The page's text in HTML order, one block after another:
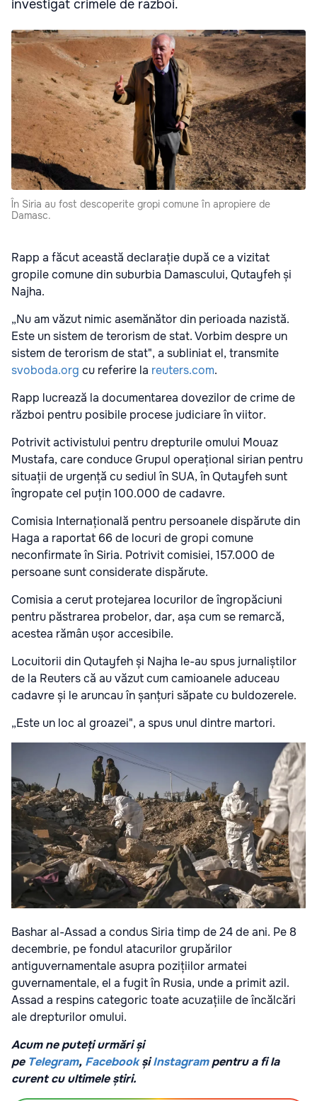
investigat crimele de război.
În Siria au fost descoperite gropi comune în apropiere de
Damasc.
Rapp a făcut această declarație după ce a vizitat
gropile comune din suburbia Damascului, Qutayfeh și
Najha.
„Nu am văzut nimic asemănător din perioada nazistă.
Este un sistem de terorism de stat. Vorbim despre un
sistem de terorism de stat", a subliniat el, transmite
svoboda.org cu referire la reuters.com.
Rapp lucrează la documentarea dovezilor de crime de
război pentru posibile procese judiciare în viitor.
Potrivit activistului pentru drepturile omului Mouaz
Mustafa, care conduce Grupul operațional sirian pentru
situații de urgență cu sediul în SUA, în Qutayfeh sunt
îngropate cel puțin 100.000 de cadavre.
Comisia Internațională pentru persoanele dispărute din
Haga a raportat 66 de locuri de gropi comune
neconfirmate în Siria. Potrivit comisiei, 157.000 de
persoane sunt considerate dispărute.
Comisia a cerut protejarea locurilor de îngropăciuni
pentru păstrarea probelor, dar, așa cum se remarcă,
acestea rămân ușor accesibile.
Locuitorii din Qutayfeh și Najha le-au spus jurnaliștilor
de la Reuters că au văzut cum camioanele aduceau
cadavre și le aruncau în șanțuri săpate cu buldozerele.
„Este un loc al groazei", a spus unul dintre martori.
Bashar al-Assad a condus Siria timp de 24 de ani. Pe 8
decembrie, pe fondul atacurilor grupărilor
antiguvernamentale asupra pozițiilor armatei
guvernamentale, el a fugit în Rusia, unde a primit azil.
Assad a respins categoric toate acuzațiile de încălcări
ale drepturilor omului.
Acum ne puteți urmări și
pe Telegram, Facebook șiInstagrampentru a fi la
curent cu ultimele știri.